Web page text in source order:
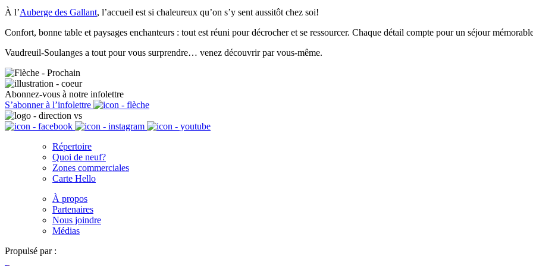
À l’Auberge des Gallant, l’accueil est si chaleureux qu’on s’y sent aussitôt chez soi!
Confort, bonne table et paysages enchanteurs : tout est réuni pour décrocher et se ressourcer. Chaque détail compte pour un séjour
Vaudreuil-Soulanges a tout pour vous surprendre… venez découvrir par vous-même.
Abonnez-vous à notre infolettre
S’abonner à l’infolettre
Répertoire
Quoi de neuf?
Zones commerciales
Carte Hello
À propos
Partenaires
Nous joindre
Médias
Propulsé par :